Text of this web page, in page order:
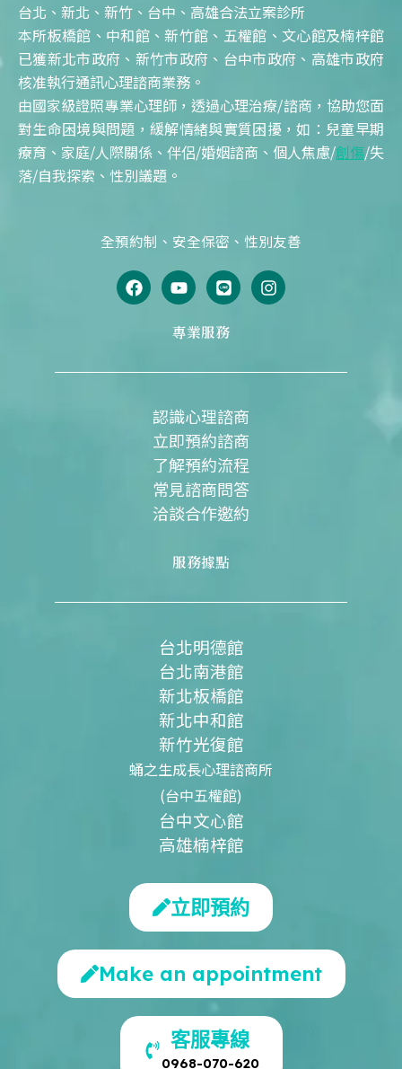
台北、新北、新竹、台中、高雄合法立案診所
本所板橋館、中和館、新竹館、五權館、文心館及楠梓館
已獲新北市政府、新竹市政府、台中市政府、高雄市政府
核准執行通訊心理諮商業務。
由國家級證照專業心理師，透過心理治療/諮商，協助您面
對生命困境與問題，緩解情緒與實質困擾，如：兒童早期
療育、家庭/人際關係、伴侶/婚姻諮商、個人焦慮/創傷/失
落/自我探索、性別議題。
全預約制、安全保密、性別友善
F
a
c
o
Y
o
u
t
u
e
L
i
n
e
I
n
s
r
專業服務
認識心理諮商
立即預約諮商
了解預約流程
常見諮商問答
洽談合作邀約
服務據點
台北明德館
台北南港館
新北板橋館
新北中和館
新竹光復館
蛹之生成長心理諮商所
(台中五權館)
台中文心館
高雄楠梓館
立即預約
Make an appointment
客服專線
0968-070-620